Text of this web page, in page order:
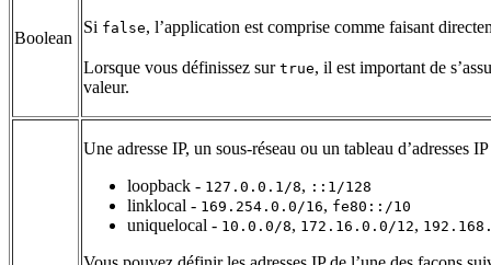
Boolean
Si false, l’application est comprise comme faisant
Lorsque vous définissez sur true, il est important de
valeur.
Une adresse IP, un sous-réseau ou un tableau
loopback - 127.0.0.1/8, ::1/128
linklocal - 169.254.0.0/16, fe80::/10
uniquelocal - 10.0.0/8, 172.16.0.0/12,